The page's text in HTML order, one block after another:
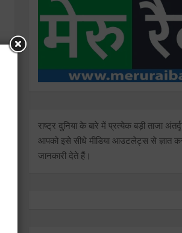
राष्ट्र दुनिया के बारे में प्रत्येक बड़ी ताजा
आपको इसे सीधे मीडिया आउटलेट्स से ज्ञात
जानकारी देते हैं।